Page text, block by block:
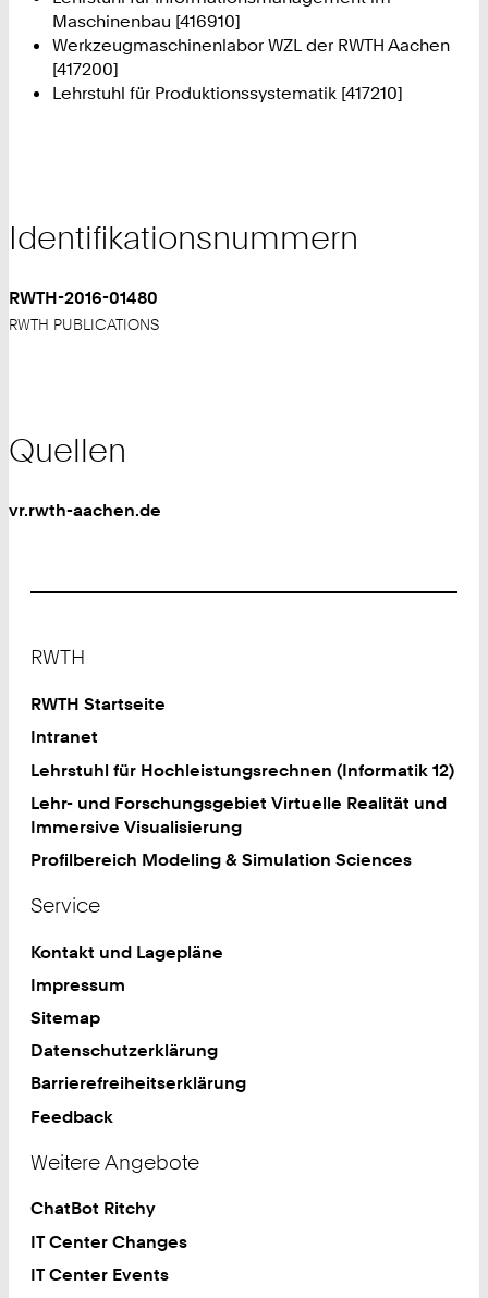
Maschinenbau [416910]
Werkzeugmaschinenlabor WZL der RWTH Aachen
[417200]
Lehrstuhl für Produktionssystematik [417210]
Identifikationsnummern
RWTH-2016-01480
RWTH PUBLICATIONS
Quellen
vr.rwth-aachen.de
RWTH
RWTH Startseite
Intranet
Lehrstuhl für Hochleistungsrechnen (Informatik 12)
Lehr- und Forschungsgebiet Virtuelle Realität und
Immersive Visualisierung
Profilbereich Modeling & Simulation Sciences
Service
Kontakt und Lagepläne
Impressum
Sitemap
Datenschutzerklärung
Barrierefreiheitserklärung
Feedback
Weitere Angebote
ChatBot Ritchy
IT Center Changes
IT Center Events